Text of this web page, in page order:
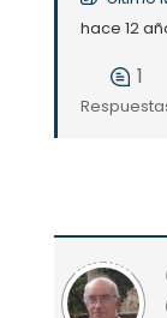
hace 12
1